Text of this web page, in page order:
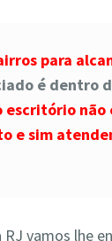
para
é dentro
escritório não
e sim
vamos lhe